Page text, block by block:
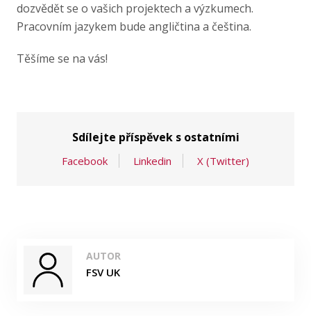
dozvědět se o vašich projektech a výzkumech.
Pracovním jazykem bude angličtina a čeština.
Těšíme se na vás!
Sdílejte příspěvek s ostatními
Facebook Linkedin X (Twitter)
AUTOR
FSV UK